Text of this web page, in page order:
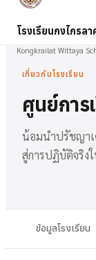
โรงเรียนกงไกรล
Kongkrailat Wittaya
เกี่ยวกับโรงเรียน
ศูนย์การ
น้อมนำปรัชญาเ
สู่การปฏิบัติจริงใ
ข้อมูลโรงเรียน